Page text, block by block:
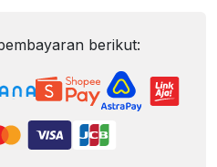
berikut: